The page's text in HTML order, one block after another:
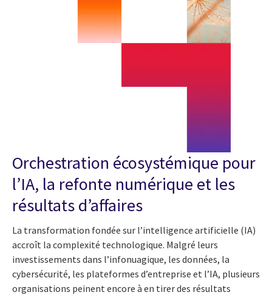
Orchestration écosystémique pour
l’IA, la refonte numérique et les
résultats d’affaires
La transformation fondée sur l’intelligence artificielle (IA)
accroît la complexité technologique. Malgré leurs
investissements dans l’infonuagique, les données, la
cybersécurité, les plateformes d’entreprise et l’IA, plusieurs
organisations peinent encore à en tirer des résultats